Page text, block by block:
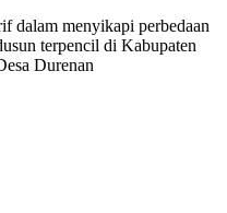
dalam menyikapi perbedaan
terpencil di Kabupaten
Durenan